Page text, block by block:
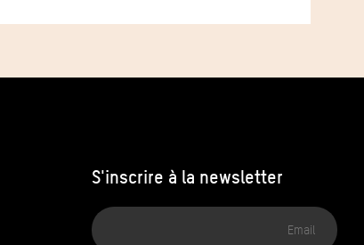
S'inscrire à la newsletter
Adresse
email